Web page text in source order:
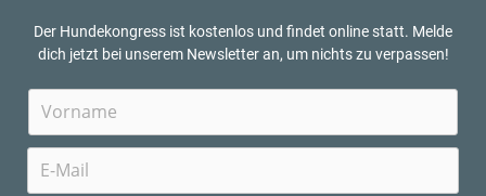
Der Hundekongress ist kostenlos und findet online statt. Melde
dich jetzt bei unserem Newsletter an, um nichts zu verpassen!